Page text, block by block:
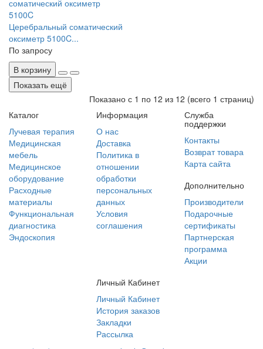
Церебральный соматический
оксиметр 5100C...
По запросу
В корзину
Показать ещё
Показано с 1 по 12 из 12 (всего 1 страниц)
Каталог
Лучевая терапия
Медицинская
мебель
Медицинское
оборудование
Расходные
материалы
Функциональная
диагностика
Эндоскопия
Информация
О нас
Доставка
Политика в
отношении
обработки
персональных
данных
Условия
соглашения
Служба
поддержки
Контакты
Возврат товара
Карта сайта
Дополнительно
Производители
Подарочные
сертификаты
Партнерская
программа
Акции
Личный Кабинет
Личный Кабинет
История заказов
Закладки
Рассылка